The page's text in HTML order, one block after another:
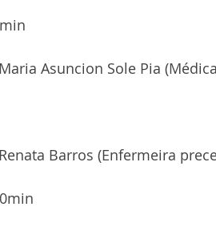
Maria Asuncion Sole Pia
Renata Barros (Enfermeira